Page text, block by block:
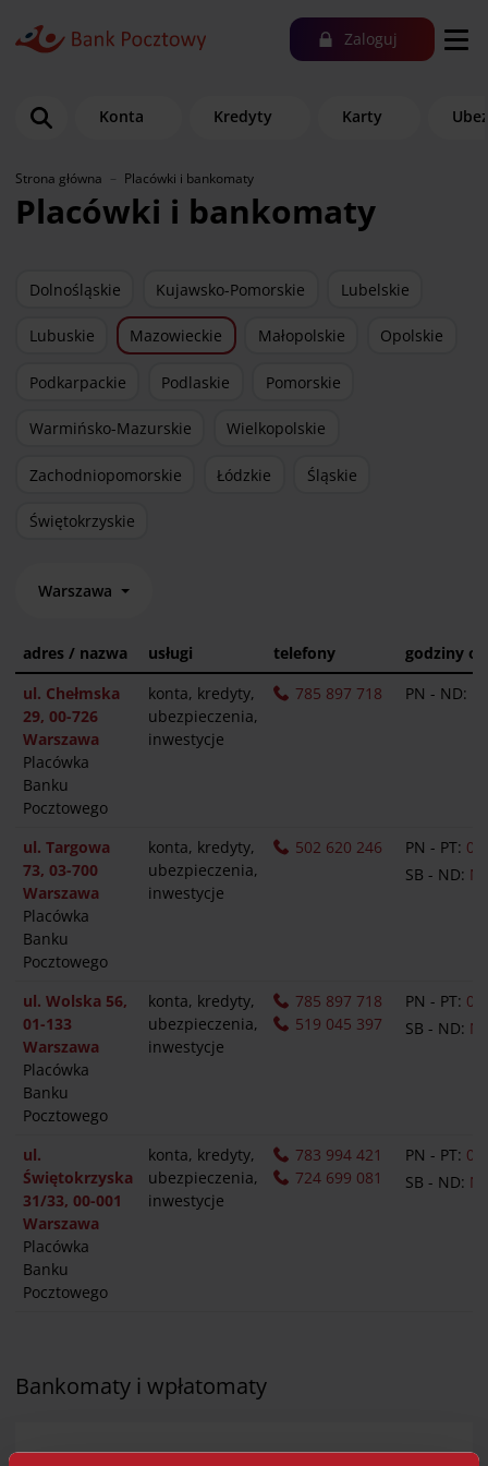
Zaloguj
Konta Kredyty Karty
Strona główna Placówki i bankomaty
Placówki i bankomaty
Dolnośląskie Kujawsko-Pomorskie Lubelskie
Lubuskie Mazowieckie Małopolskie Opolskie
Podkarpackie Podlaskie Pomorskie
Warmińsko-Mazurskie Wielkopolskie
Zachodniopomorskie Łódzkie Śląskie
Świętokrzyskie
Warszawa
adres / nazwa usługi telefony
godziny
ul. Chełmska
29, 00-726
Warszawa
Placówka
Banku
Pocztowego
konta, kredyty,
ubezpieczenia,
inwestycje
785 897 718 PN - ND:
ul. Targowa
73, 03-700
Warszawa
Placówka
Banku
Pocztowego
konta, kredyty,
ubezpieczenia,
inwestycje
502 620 246 PN - PT:
SB - ND:
ul. Wolska 56,
01-133
Warszawa
Placówka
Banku
Pocztowego
konta, kredyty,
ubezpieczenia,
inwestycje
785 897 718
519 045 397
PN - PT:
SB - ND:
ul.
Świętokrzyska
31/33, 00-001
Warszawa
Placówka
Banku
Pocztowego
konta, kredyty,
ubezpieczenia,
inwestycje
783 994 421
724 699 081
PN - PT:
SB - ND:
Bankomaty i wpłatomaty